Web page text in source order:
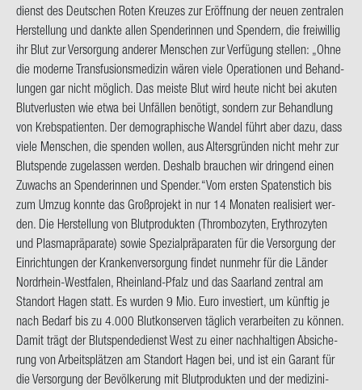
dienst des Deut­schen Roten Kreu­zes zur Er­öff­nung der neuen zen­tra­len
Her­stel­lung und dank­te allen Spen­de­rin­nen und Spen­dern, die frei­wil­lig
ihr Blut zur Ver­sor­gung an­de­rer Men­schen zur Ver­fü­gung stel­len: „Ohne
die mo­der­ne Trans­fu­si­ons­me­di­zin wären viele Ope­ra­tio­nen und Be­hand­
lun­gen gar nicht mög­lich. Das meis­te Blut wird heute nicht bei aku­ten
Blut­ver­lus­ten wie etwa bei Un­fäl­len be­nö­tigt, son­dern zur Be­hand­lung
von Krebs­pa­ti­en­ten. Der de­mo­gra­phi­sche Wan­del führt aber dazu, dass
viele Men­schen, die spen­den wol­len, aus Al­ters­grün­den nicht mehr zur
Blut­spen­de zu­ge­las­sen wer­den. Des­halb brau­chen wir drin­gend einen
Zu­wachs an Spen­de­rin­nen und Spen­der.“Vom ers­ten Spa­ten­stich bis
zum Umzug konn­te das Groß­pro­jekt in nur 14 Mo­na­ten rea­li­siert wer­
den. Die Her­stel­lung von Blut­pro­duk­ten (Throm­bo­zy­ten, Ery­thro­zy­ten
und Plas­ma­prä­pa­ra­te) sowie Spe­zi­al­prä­pa­ra­ten für die Ver­sor­gung der
Ein­rich­tun­gen der Kran­ken­ver­sor­gung fin­det nun­mehr für die Län­der
Nordrhein-​Westfalen, Rheinland-​Pfalz und das Saar­land zen­tral am
Stand­ort Hagen statt. Es wur­den 9 Mio. Euro in­ves­tiert, um künf­tig je
nach Be­darf bis zu 4.000 Blut­kon­ser­ven täg­lich ver­ar­bei­ten zu kön­nen.
Damit trägt der Blut­spen­de­dienst West zu einer nach­hal­ti­gen Ab­si­che­
rung von Ar­beits­plät­zen am Stand­ort Hagen bei, und ist ein Ga­rant für
die Ver­sor­gung der Be­völ­ke­rung mit Blut­pro­duk­ten und der me­di­zi­ni­